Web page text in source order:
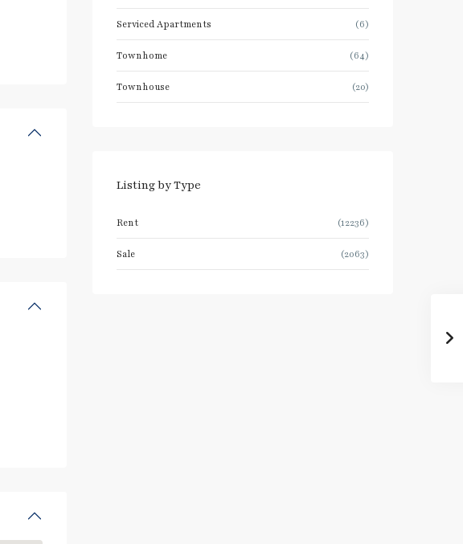
Serviced Apartments (6)
Townhome (64)
Townhouse (20)
Listing by Type
Rent (12236)
Sale (2063)